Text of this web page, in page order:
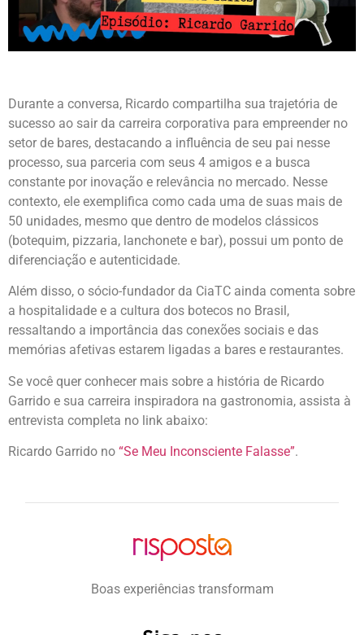
Durante a conversa, Ricardo compartilha sua trajetória de
sucesso ao sair da carreira corporativa para empreender no
setor de bares, destacando a influência de seu pai nesse
processo, sua parceria com seus 4 amigos e a busca
constante por inovação e relevância no mercado. Nesse
contexto, ele exemplifica como cada uma de suas mais de
50 unidades, mesmo que dentro de modelos clássicos
(botequim, pizzaria, lanchonete e bar), possui um ponto de
diferenciação e autenticidade.
Além disso, o sócio-fundador da CiaTC ainda comenta sobre
a hospitalidade e a cultura dos botecos no Brasil,
ressaltando a importância das conexões sociais e das
memórias afetivas estarem ligadas a bares e restaurantes.
Se você quer conhecer mais sobre a história de Ricardo
Garrido e sua carreira inspiradora na gastronomia, assista à
entrevista completa no link abaixo:
Ricardo Garrido no “Se Meu Inconsciente Falasse”.
Boas experiências transformam